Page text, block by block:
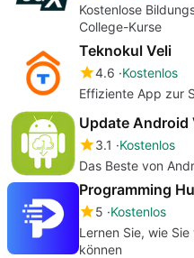
Kostenlose
College-Kurse
Teknokul Veli
4.6 Kostenlos
Effiziente App zur
Update Android
3.1
Kostenlos
Das Beste von
Programming
5 Kostenlos
Lernen Sie, wie
können